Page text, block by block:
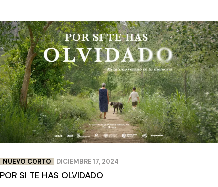
NUEVO CORTO DICIEMBRE 17, 2024
POR SI TE HAS OLVIDADO